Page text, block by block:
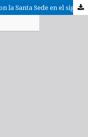
La Iglesia de Tudela y sus relaciones con la Santa Sede en el siglo XII